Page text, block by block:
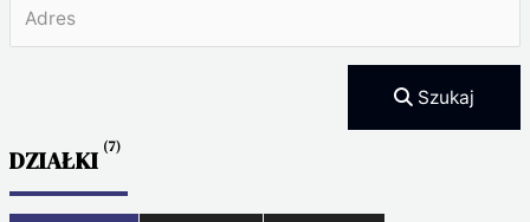
Szukaj
DZIAŁKI (7)